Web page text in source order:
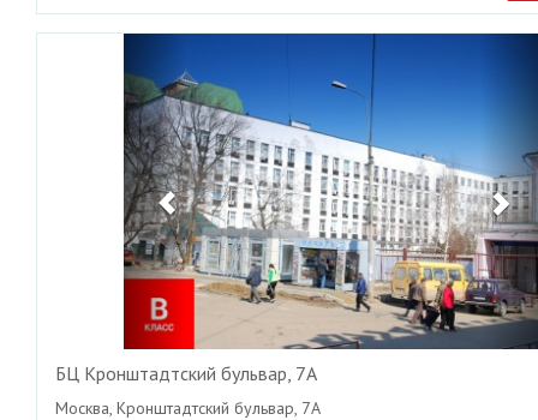
БЦ Кронштадтский бульвар, 7А
Москва, Кронштадтский бульвар, 7А